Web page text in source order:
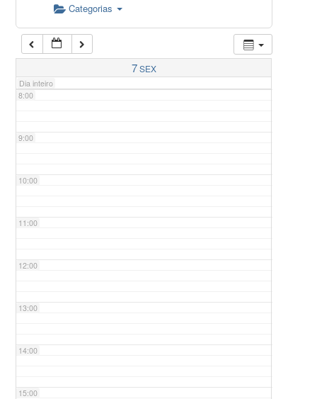
Categorias
7SEX
Dia inteiro
7:00
8:00
9:00
10:00
11:00
12:00
13:00
14:00
15:00